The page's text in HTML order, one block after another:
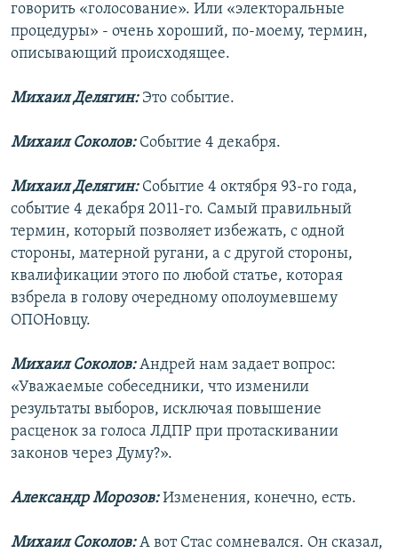
говорить «голосование». Или «электоральные
процедуры» - очень хороший, по-моему, термин,
описывающий происходящее.
Михаил Делягин:Это событие.
Михаил Соколов:Событие 4 декабря.
Михаил Делягин:Событие 4 октября 93-го года,
событие 4 декабря 2011-го. Самый правильный
термин, который позволяет избежать, с одной
стороны, матерной ругани, а с другой стороны,
квалификации этого по любой статье, которая
взбрела в голову очередному ополоумевшему
ОПОНовцу.
Михаил Соколов:Андрей нам задает вопрос:
«Уважаемые собеседники, что изменили
результаты выборов, исключая повышение
расценок за голоса ЛДПР при протаскивании
законов через Думу?».
Александр Морозов:Изменения, конечно, есть.
Михаил Соколов:А вот Стас сомневался. Он сказал,